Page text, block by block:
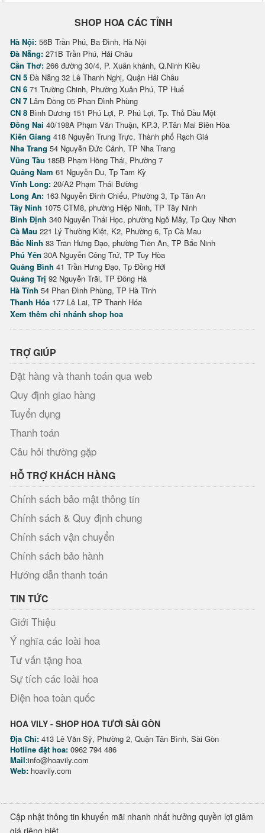
SHOP HOA CÁC TỈNH
Hà Nội: 56B Trần Phú, Ba Đình, Hà Nội
Đà Nẵng: 271B Trần Phú, Hải Châu
Cần Thơ: 266 đường 30/4, P. Xuân khánh, Q.Ninh Kiều
CN 5 Đà Nẵng 32 Lê Thanh Nghị, Quận Hải Châu
CN 6 71 Trường Chinh, Phường Xuân Phú, TP Huế
CN 7 Lâm Đồng 05 Phan Đình Phùng
CN 8 Bình Dương 151 Phú Lợi, P. Phú Lợi, Tp. Thủ Dầu Một
Đồng Nai 40/198A Phạm Văn Thuận, KP.3, P.Tân Mai Biên Hòa
Kiên Giang 418 Nguyễn Trung Trực, Thành phố Rạch Giá
Nha Trang 54 Nguyễn Đức Cảnh, TP Nha Trang
Vũng Tàu 185B Phạm Hồng Thái, Phường 7
Quảng Nam 61 Nguyễn Du, Tp Tam Kỳ
Vĩnh Long: 20/A2 Phạm Thái Bường
Long An: 163 Nguyễn Đình Chiểu, Phường 3, Tp Tân An
Tây Ninh 1075 CTM8, phường Hiệp Ninh, TP Tây Ninh
Bình Định 340 Nguyễn Thái Học, phường Ngô Mây, Tp Quy Nhơn
Cà Mau 221 Lý Thường Kiệt, K2, Phường 6, Tp Cà Mau
Bắc Ninh 83 Trần Hưng Đạo, phường Tiền An, TP Bắc Ninh
Phú Yên 30A Nguyễn Công Trứ, TP Tuy Hòa
Quảng Bình 41 Trần Hưng Đạo, Tp Đồng Hới
Quảng Trị 92 Nguyễn Trãi, TP Đông Hà
Hà Tĩnh 54 Phan Đình Phùng, TP Hà Tĩnh
Thanh Hóa 177 Lê Lai, TP Thanh Hóa
Xem thêm chi nhánh shop hoa
TRỢ GIÚP
Đặt hàng và thanh toán qua web
Quy định giao hàng
Tuyển dụng
Thanh toán
Câu hỏi thường gặp
HỖ TRỢ KHÁCH HÀNG
Chính sách bảo mật thông tin
Chính sách & Quy định chung
Chính sách vận chuyển
Chính sách bảo hành
Hướng dẫn thanh toán
TIN TỨC
Giới Thiệu
Ý nghĩa các loài hoa
Tư vấn tặng hoa
Sự tích các loài hoa
Điện hoa toàn quốc
HOA VILY - SHOP HOA TƯƠI SÀI GÒN
Địa Chỉ: 413 Lê Văn Sỹ, Phường 2, Quận Tân Bình, Sài Gòn
Hotline đặt hoa: 0962 794 486
Mail:info@hoavily.com
Web: hoavily.com
Cập nhật thông tin khuyến mãi nhanh nhất hưởng quyền lợi giảm
giá riêng biệt